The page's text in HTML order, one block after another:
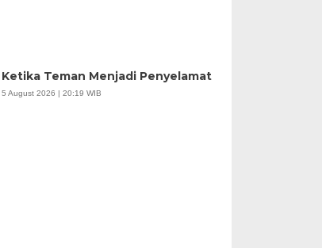
Ketika Teman Menjadi Penyelamat
5 August 2026 | 20:19 WIB